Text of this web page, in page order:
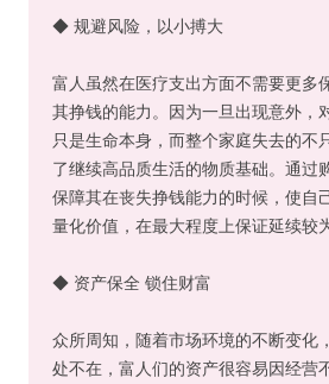
◆ 规避风险，以小搏大
富人虽然在医疗支出方面不需要更多
其挣钱的能力。因为一旦出现意外，
只是生命本身，而整个家庭失去的不
了继续高品质生活的物质基础。通过
保障其在丧失挣钱能力的时候，使自
量化价值，在最大程度上保证延续较
◆ 资产保全 锁住财富
众所周知，随着市场环境的不断变化
处不在，富人们的资产很容易因经营